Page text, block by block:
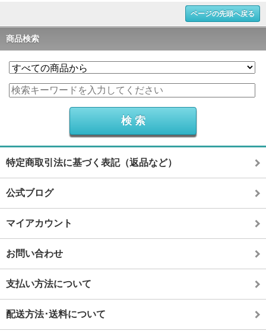
ページの先頭へ戻る
商品検索
特定商取引法に基づく表記（返品など）
公式ブログ
マイアカウント
お問い合わせ
支払い方法について
配送方法･送料について